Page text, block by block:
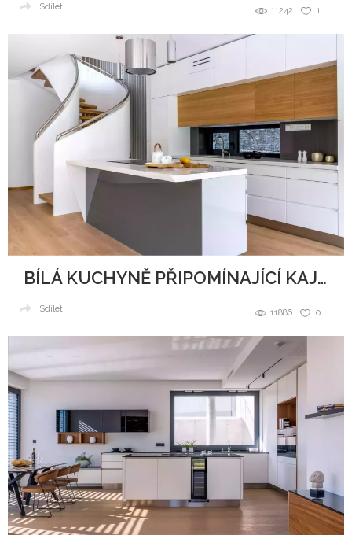
1
11242
Sdílet
BÍLÁ KUCHYNĚ PŘIPOMÍNAJÍCÍ KAJUTU NA LODI
0
11886
Sdílet